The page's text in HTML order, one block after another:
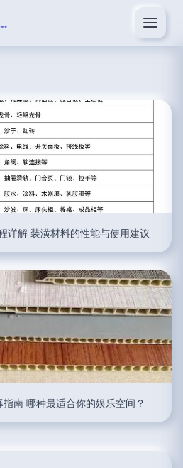
料有限公司
详解 装潢材料的性能与使用建议
南 哪种最适合你的娱乐空间？